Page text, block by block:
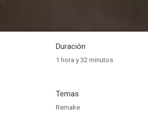
Duración
1 hora y 32 minutos
Temas
Remake